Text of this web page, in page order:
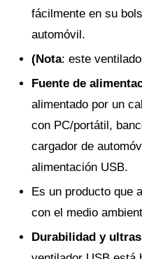
fácilmente en su
automóvil.
(Nota: este
Fuente de
alimentado por un
con PC/portátil,
cargador de
alimentación USB.
Es un producto que
con el medio
Durabilidad y